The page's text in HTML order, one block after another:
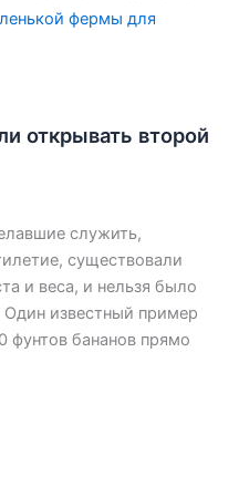
открывать второй
служить,
существовали
и веса, и нельзя было
Один известный пример
фунтов бананов прямо